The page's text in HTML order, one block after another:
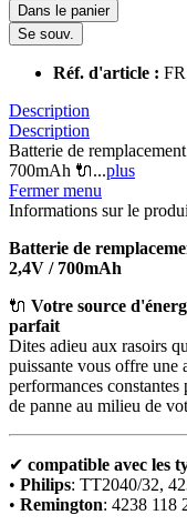
Dans le panier
Se souv.
Réf. d'article :
Description
Description
Batterie de
700mAh 🔌...plus
Fermer menu
Informations sur le
Batterie de
2,4V / 700mAh
🔌 Votre source
parfait
Dites adieu aux rasoirs
puissante vous offre une
performances
de panne au milieu de
✔ compatible avec les
• Philips: TT2040/32,
• Remington: 4238 118